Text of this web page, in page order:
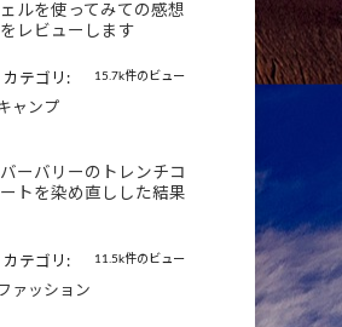
ェルを使ってみての感想
をレビューします
15.7k件のビュー
カテゴリ:
ャンプ
バーバリーのトレンチコ
ートを染め直しした結果
11.5k件のビュー
カテゴリ:
ァッション